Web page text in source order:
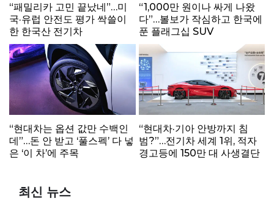
“패밀리카 고민 끝났네”…미
국·유럽 안전도 평가 싹쓸이
한 한국산 전기차
“1,000만 원이나 싸게 나왔
다”…볼보가 작심하고 한국에
푼 플래그십 SUV
“현대차는 옵션 값만 수백인
데”…돈 안 받고 ‘풀스펙’ 다 넣
은 ‘이 차’에 주목
“현대차·기아 안방까지 침
범?”…전기차 세계 1위, 적자
경고등에 150만 대 사생결단
최신 뉴스